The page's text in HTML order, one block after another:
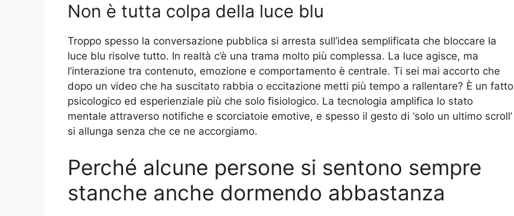
Non è tutta colpa della luce blu
Troppo spesso la conversazione pubblica si arresta sull’idea semplificata che bloccare la
luce blu risolve tutto. In realtà c’è una trama molto più complessa. La luce agisce, ma
l’interazione tra contenuto, emozione e comportamento è centrale. Ti sei mai accorto che
dopo un video che ha suscitato rabbia o eccitazione metti più tempo a rallentare? È un fatto
psicologico ed esperienziale più che solo fisiologico. La tecnologia amplifica lo stato
mentale attraverso notifiche e scorciatoie emotive, e spesso il gesto di ‘solo un ultimo scroll’
si allunga senza che ce ne accorgiamo.
Perché alcune persone si sentono sempre
stanche anche dormendo abbastanza